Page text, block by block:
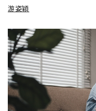
游姿穎